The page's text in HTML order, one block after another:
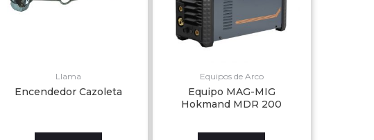
Llama
Encendedor Cazoleta
Equipos de Arco
Equipo MAG-MIG
Hokmand MDR 200